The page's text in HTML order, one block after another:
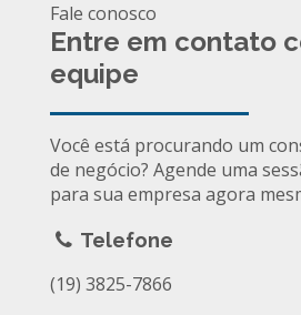
Fale conosco
Entre em contato
equipe
Você está procurando um
de negócio? Agende uma
para sua empresa agora
Telefone
(19) 3825-7866